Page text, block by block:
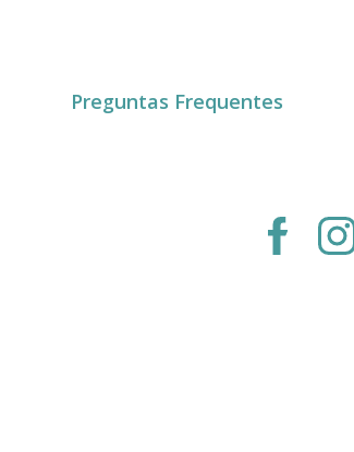
Preguntas Frequentes